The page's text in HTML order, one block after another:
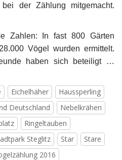
der Zählung mitgemacht.
Zahlen: In fast 800 Gärten
Vögel wurden ermittelt.
haben sich beteiligt …
Eichelhäher
Haussperling
Deutschland
Nebelkrähen
Ringeltauben
Steglitz Star
Stare
2016